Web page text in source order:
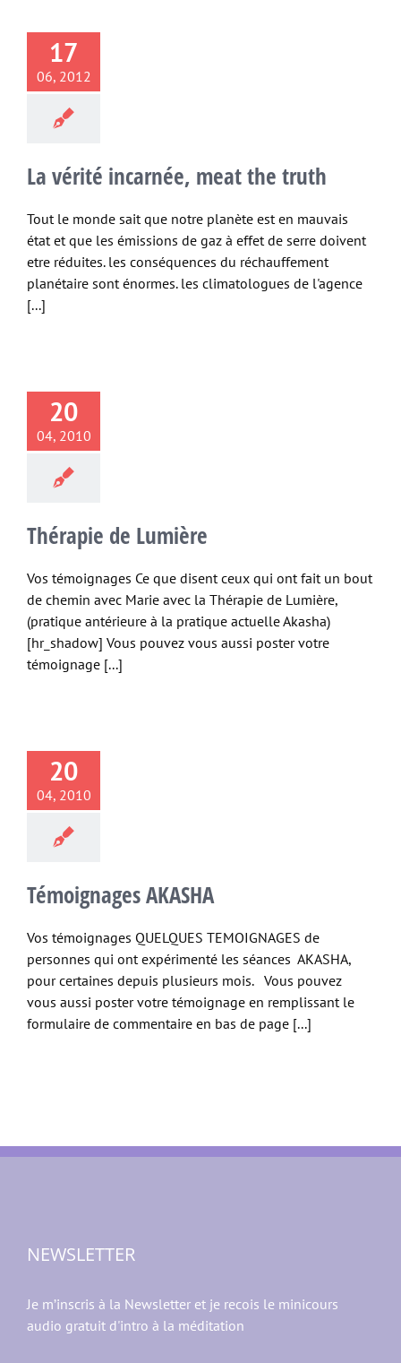
17
06, 2012
La vérité incarnée, meat the truth
Tout le monde sait que notre planète est en mauvais
état et que les émissions de gaz à effet de serre doivent
etre réduites. les conséquences du réchauffement
planétaire sont énormes. les climatologues de l'agence
[...]
20
04, 2010
Thérapie de Lumière
Vos témoignages Ce que disent ceux qui ont fait un bout
de chemin avec Marie avec la Thérapie de Lumière,
(pratique antérieure à la pratique actuelle Akasha)
[hr_shadow] Vous pouvez vous aussi poster votre
témoignage [...]
20
04, 2010
Témoignages AKASHA
Vos témoignages QUELQUES TEMOIGNAGES de
personnes qui ont expérimenté les séances AKASHA,
pour certaines depuis plusieurs mois. Vous pouvez
vous aussi poster votre témoignage en remplissant le
formulaire de commentaire en bas de page [...]
NEWSLETTER
Je m’inscris à la Newsletter et je recois le minicours
audio gratuit d'intro à la méditation